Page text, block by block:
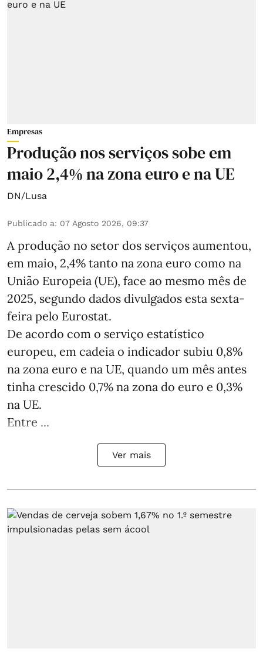
Empresas
Produção nos serviços sobe em
maio 2,4% na zona euro e na UE
DN/Lusa
Publicado a: 07 Agosto 2026, 09:37
A produção no setor dos serviços aumentou,
em maio, 2,4% tanto na zona euro como na
União Europeia (UE), face ao mesmo mês de
2025, segundo dados divulgados esta sexta-
feira pelo Eurostat.
De acordo com o serviço estatístico
europeu, em cadeia o indicador subiu 0,8%
na zona euro e na UE, quando um mês antes
tinha crescido 0,7% na zona do euro e 0,3%
na UE.
Entre ...
Ver mais